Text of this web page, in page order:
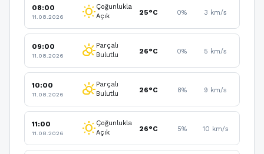
08:00
11.08.2026 wb_sunnyÇoğunlukla
Açık
25°C 0% 3 km/s
09:00
11.08.2026 partly_cloudy_dayParçalı
Bulutlu
26°C 0% 5 km/s
10:00
11.08.2026 partly_cloudy_dayParçalı
Bulutlu
26°C 8% 9 km/s
11:00
11.08.2026 wb_sunnyÇoğunlukla
Açık
26°C 5% 10 km/s